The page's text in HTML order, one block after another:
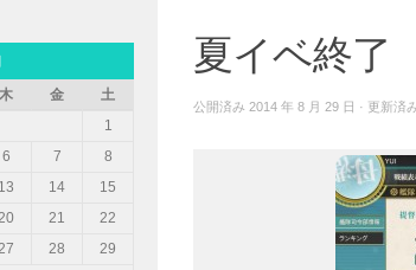
夏イベ終了
公開済み 2014 年 8 月 29 日 · 更新済
木 金
土
1
6 7
8
13 14
15
21
22
28
29